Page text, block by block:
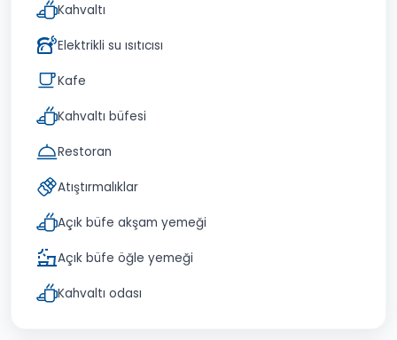
Kahvaltı
Elektrikli su ısıtıcısı
Kafe
Kahvaltı büfesi
Restoran
Atıştırmalıklar
Açık büfe akşam yemeği
Açık büfe öğle yemeği
Kahvaltı odası